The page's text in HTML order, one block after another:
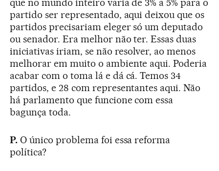
partido ser representado, aqui deixou que os
partidos precisariam eleger só um deputado
ou senador. Era melhor não ter. Essas duas
iniciativas iriam, se não resolver, ao menos
melhorar em muito o ambiente aqui. Poderia
acabar com o toma lá e dá cá. Temos 34
partidos, e 28 com representantes aqui. Não
há parlamento que funcione com essa
bagunça toda.
P.O único problema foi essa reforma
política?